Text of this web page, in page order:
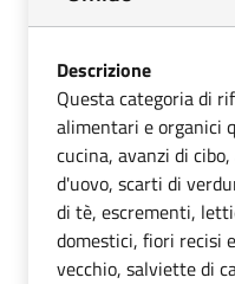
Descrizione
Questa categoria di
alimentari e organici
cucina, avanzi di
d'uovo, scarti di
di tè, escrementi,
domestici, fiori recisi
vecchio, salviette di